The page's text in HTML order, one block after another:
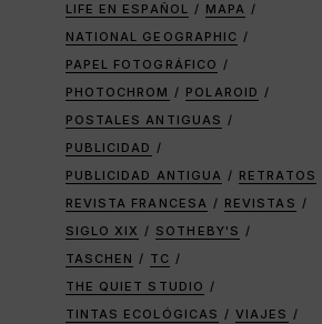
LIFE EN ESPAÑOL
MAPA
NATIONAL GEOGRAPHIC
PAPEL FOTOGRÁFICO
PHOTOCHROM
POLAROID
POSTALES ANTIGUAS
PUBLICIDAD
PUBLICIDAD ANTIGUA
RETRATOS
REVISTA FRANCESA
REVISTAS
SIGLO XIX
SOTHEBY'S
TASCHEN
TC
THE QUIET STUDIO
TINTAS ECOLÓGICAS
VIAJES